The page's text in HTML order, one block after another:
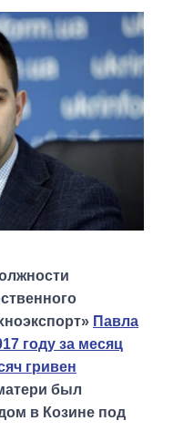
Павла
году за месяц
гривен
был
в Козине под